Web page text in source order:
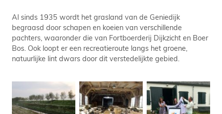
Al sinds 1935 wordt het grasland van de Geniedijk
begraasd door schapen en koeien van verschillende
pachters, waaronder die van Fortboerderij Dijkzicht en Boer
Bos. Ook loopt er een recreatieroute langs het groene,
natuurlijke lint dwars door dit verstedelijkte gebied.